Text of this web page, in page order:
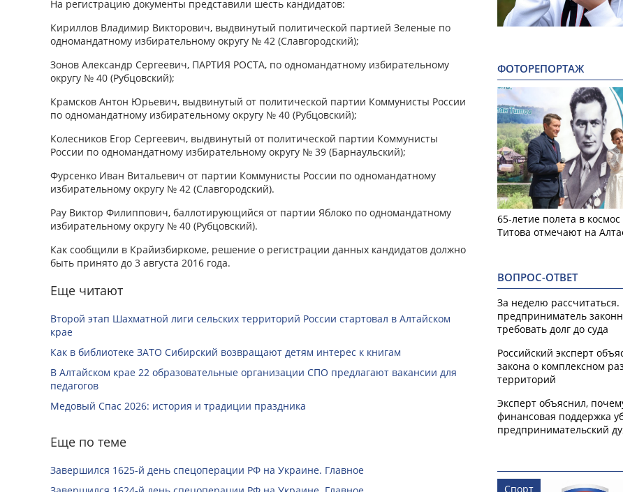
На регистрацию документы представили шесть кандидатов:
Кириллов Владимир Викторович, выдвинутый политической партией Зеленые по
одномандатному избирательному округу № 42 (Славгородский);
Зонов Александр Сергеевич, ПАРТИЯ РОСТА, по одномандатному избирательному
округу № 40 (Рубцовский);
Крамсков Антон Юрьевич, выдвинутый от политической партии Коммунисты России
по одномандатному избирательному округу № 40 (Рубцовский);
Колесников Егор Сергеевич, выдвинутый от политической партии Коммунисты
России по одномандатному избирательному округу № 39 (Барнаульский);
Фурсенко Иван Витальевич от партии Коммунисты России по одномандатному
избирательному округу № 42 (Славгородский).
Рау Виктор Филиппович, баллотирующийся от партии Яблоко по одномандатному
избирательному округу № 40 (Рубцовский).
Как сообщили в Крайизбиркоме, решение о регистрации данных кандидатов должно
быть принято до 3 августа 2016 года.
Еще читают
Второй этап Шахматной лиги сельских территорий России стартовал в Алтайском
крае
Как в библиотеке ЗАТО Сибирский возвращают детям интерес к книгам
В Алтайском крае 22 образовательные организации СПО предлагают вакансии для
педагогов
Медовый Спас 2026: история и традиции праздника
Еще по теме
Завершился 1625-й день спецоперации РФ на Украине. Главное
ФОТОРЕПОРТАЖ
65-летие полета в
Титова отмечают на
ВОПРОС-ОТВЕТ
За неделю
предприниматель
требовать долг до суда
Российский эксперт
закона о комплексном
территорий
Эксперт объяснил,
финансовая поддержка
предпринимательский
Спорт